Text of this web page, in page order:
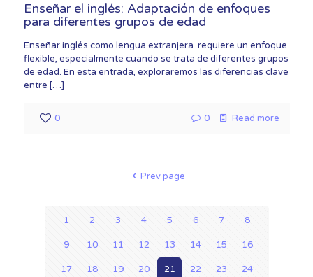
Enseñar el inglés: Adaptación de enfoques
para diferentes grupos de edad
Enseñar inglés como lengua extranjera requiere un enfoque
flexible, especialmente cuando se trata de diferentes grupos
de edad. En esta entrada, exploraremos las diferencias clave
entre […]
0 0 Read more
Prev page
1 2 3 4 5 6 7 8
9 10 11 12 13 14 15 16
17 18 19 20 21 22 23 24